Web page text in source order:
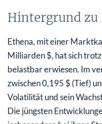
Hintergrund zu
Ethena, mit einer
Milliarden $, hat sich
belastbar erwiesen. Im
zwischen 0,195 $ (Tief)
Volatilität und sein
Die jüngsten